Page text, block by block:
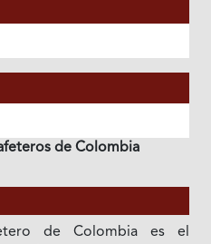
de Colombia
de Colombia es el